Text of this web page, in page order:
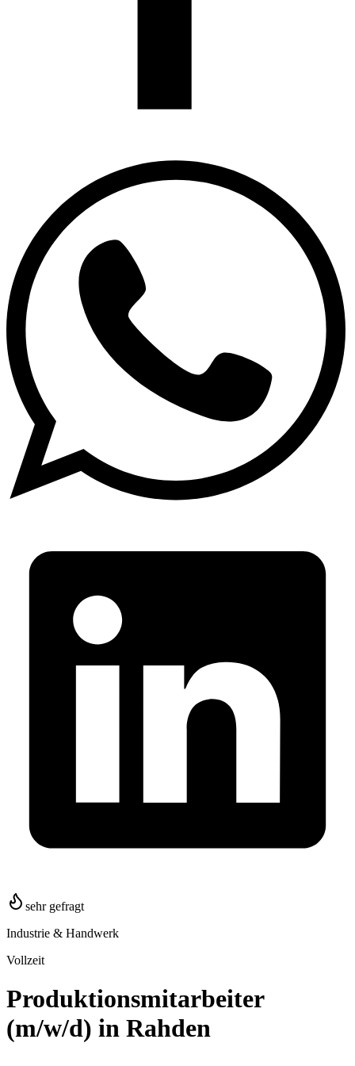
sehr gefragt
Industrie & Handwerk
Vollzeit
Produktionsmitarbeiter
(m/w/d) in Rahden